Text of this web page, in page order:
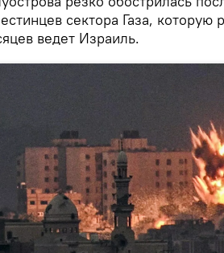
сектора Газа, которую
ведет Израиль.